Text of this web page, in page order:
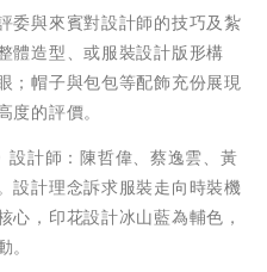
委與來賓對設計師的技巧及紮
體造型、或服裝設計版形構
；帽子與包包等配飾充份展現
的評價。
計師：陳哲偉、蔡逸雲、黃
設計理念訴求服裝走向時裝機
心，印花設計冰山藍為輔色，